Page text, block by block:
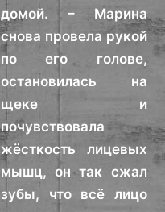
домой. – Марина
снова провела рукой
по его голове,
остановилась на
щеке и
почувствовала
жёсткость лицевых
мышц, он так сжал
зубы, что всё лицо